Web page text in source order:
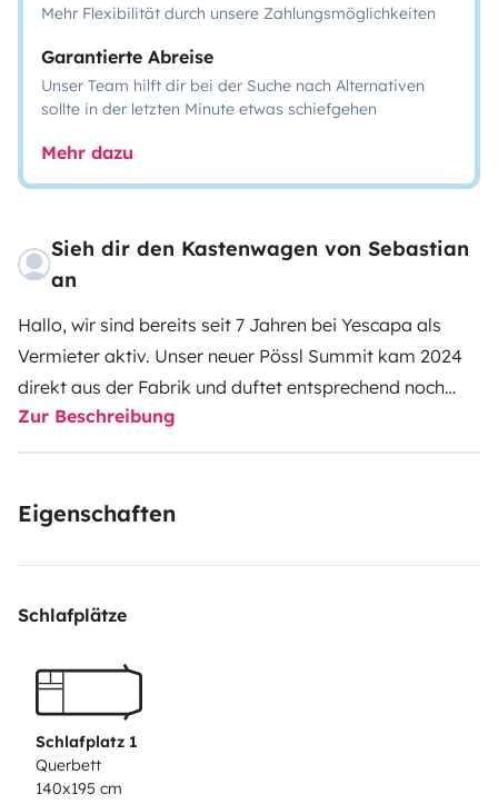
Mehr Flexibilität durch unsere Zahlungsmöglichkeiten
Garantierte Abreise
Unser Team hilft dir bei der Suche nach Alternativen
sollte in der letzten Minute etwas schiefgehen
Mehr dazu
Sieh dir den Kastenwagen von Sebastian
an
Hallo, wir sind bereits seit 7 Jahren bei Yescapa als
Vermieter aktiv. Unser neuer Pössl Summit kam 2024
direkt aus der Fabrik und duftet entsprechend noch
ziemlich neu :-) Er hat alles, was man zum bequemen
und sicheren Reisen. Der Fahrradträger auf der AHK ist
ist auch alles da: Solarzellen, Alarmanlage, SOG-
genial, wenn sich das Bad in die Dusche verwandelt
(natürlich)- 200W Solaranlage
unangenehme Gerüche)
auf großem Display
E-Bikes
Zur Beschreibung
Eigenschaften
Schlafplätze
Schlafplatz 1
Querbett
140x195 cm